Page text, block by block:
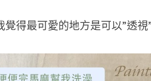
得最可愛的地方是可以”透視